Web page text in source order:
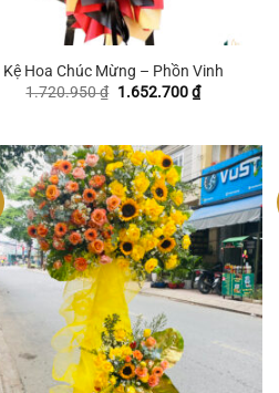
Kệ Hoa Chúc Mừng – Phồn Vinh
1.720.950₫ Giá
1.652.700₫Giá
1.652.700 ₫.